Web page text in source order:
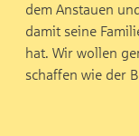
dem Anstauen
damit seine
hat. Wir wollen
schaffen wie der